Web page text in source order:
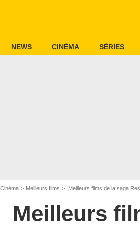
NEWS CINÉMA SÉRIES
Cinéma Meilleurs films Meilleurs films de la saga
Meilleurs